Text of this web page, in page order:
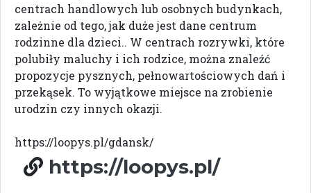
centrach handlowych lub osobnych budynkach,
zależnie od tego, jak duże jest dane centrum
rodzinne dla dzieci.. W centrach rozrywki, które
polubiły maluchy i ich rodzice, można znaleźć
propozycje pysznych, pełnowartościowych dań i
przekąsek. To wyjątkowe miejsce na zrobienie
urodzin czy innych okazji.
https://loopys.pl/gdansk/
https://loopys.pl/